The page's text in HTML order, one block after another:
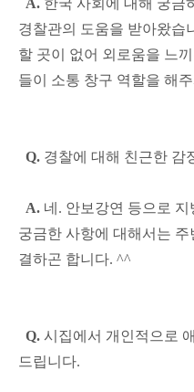
경찰관의 도움을 받아왔습
할 곳이 없어 외로움을 느
들이 소통 창구 역할을 해
Q. 경찰에 대해 친근한 감
A. 네. 안보강연 등으로
궁금한 사항에 대해서는 주
결하곤 합니다. ^^
Q. 시집에서 개인적으로
드립니다.